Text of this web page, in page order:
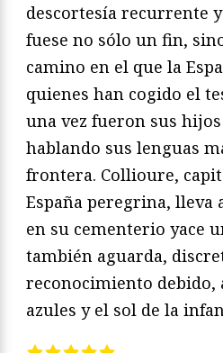
descortesía recurrente
fuese no sólo un fin,
camino en el que la
quienes han cogido el
una vez fueron sus
hablando sus lenguas
frontera. Collioure,
España peregrina, lleva
en su cementerio yace
también aguarda,
reconocimiento debido,
azules y el sol de la